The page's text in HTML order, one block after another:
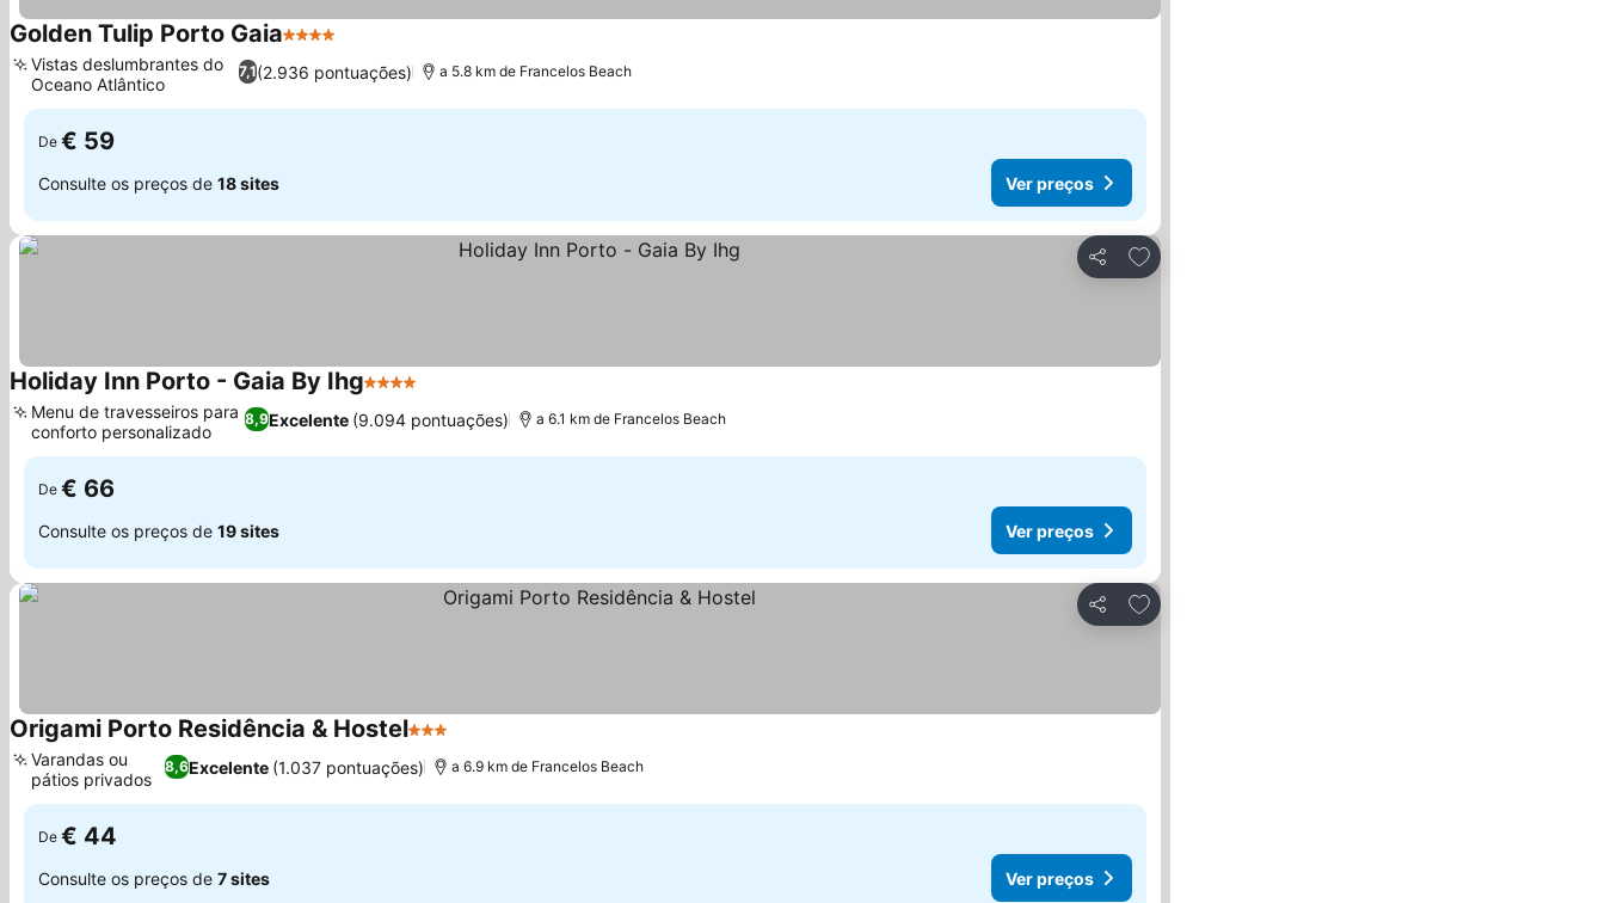
Golden Tulip Porto Gaia4 Estrelas
7,1(2.936 pontuações)
Vistas deslumbrantes do
Oceano Atlântico
a 5.8 km de Francelos Beach
De € 59
Consulte os preços de 18 sites Ver preços
Partilhar
Adicionar aos favoritos
Holiday Inn Porto - Gaia By Ihg4 Estrelas
8,9Excelente (9.094 pontuações)
Menu de travesseiros para
conforto personalizado
a 6.1 km de Francelos Beach
De € 66
Consulte os preços de 19 sites Ver preços
Partilhar
Adicionar aos favoritos
Origami Porto Residência & Hostel3 Estrelas
8,6Excelente (1.037 pontuações)
Varandas ou
pátios privados
a 6.9 km de Francelos Beach
De € 44
Consulte os preços de 7 sites Ver preços